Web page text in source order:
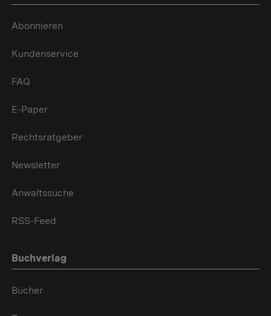
Abonnieren
Kundenservice
FAQ
E-Paper
Rechtsratgeber
Newsletter
Anwaltssuche
RSS-Feed
Buchverlag
Bücher